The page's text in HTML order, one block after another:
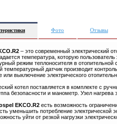
Фото Отзывы
– это современный электрический
температура, которую
режим теплоносителя в отопительной
температурный датчик производит
или выключение электрического
котел поставляется в комплекте с
безопасности и манометр. Узел
EKCO.R2 есть возможность
уменьшить потребление электрической
уйти от резкой нагрузки